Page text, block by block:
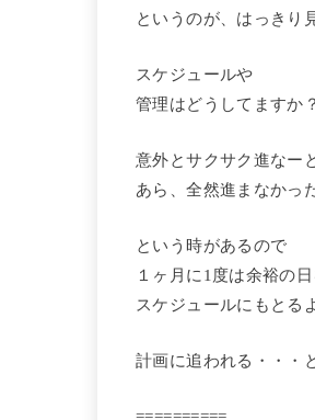
というのが、はっきり
スケジュールや
管理はどうしてますか？
意外とサクサク進なー
あら、全然進まなかっ
という時があるので
１ヶ月に1度は余裕の
スケジュールにもとる
計画に追われる・・・